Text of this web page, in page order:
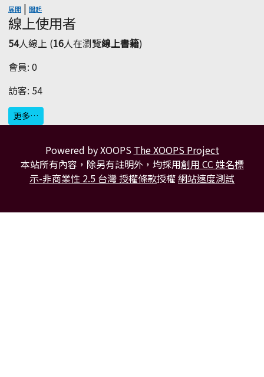
展開 | 闔起
線上使用者
54人線上 (16人在瀏覽線上書籍)
會員: 0
訪客: 54
更多…
Powered by XOOPS The XOOPS Project
本站所有內容，除另有註明外，均採用創用 CC 姓名標
示-非商業性 2.5 台灣 授權條款授權網站速度測試